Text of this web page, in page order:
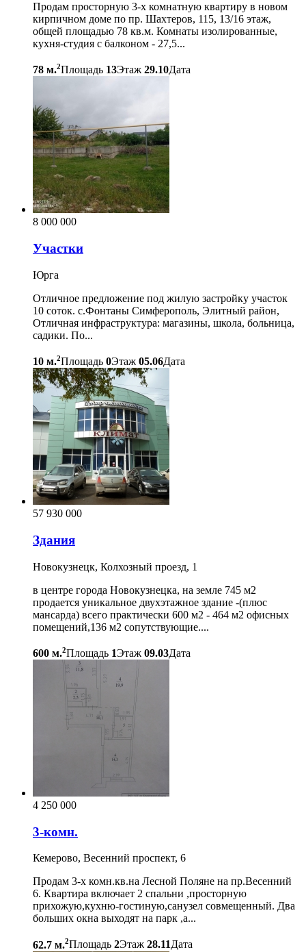
Продам просторную 3-х комнатную квартиру в новом
кирпичном доме по пр. Шахтеров, 115, 13/16 этаж,
общей площадью 78 кв.м. Комнаты изолированные,
кухня-студия с балконом - 27,5...
78 м.2Площадь 13Этаж 29.10Дата
8 000 000
Участки
Юрга
Отличное предложение под жилую застройку участок
10 соток. с.Фонтаны Симферополь, Элитный район,
Отличная инфраструктура: магазины, школа, больница,
садики. По...
10 м.2Площадь 0Этаж 05.06Дата
57 930 000
Здания
Новокузнецк, Колхозный проезд, 1
в центре города Новокузнецка, на земле 745 м2
продается уникальное двухэтажное здание -(плюс
мансарда) всего практически 600 м2 - 464 м2 офисных
помещений,136 м2 сопутствующие....
600 м.2Площадь 1Этаж 09.03Дата
4 250 000
3-комн.
Кемерово, Весенний проспект, 6
Продам 3-х комн.кв.на Лесной Поляне на пр.Весенний
6. Квартира включает 2 спальни ,просторную
прихожую,кухню-гостиную,санузел совмещенный. Два
больших окна выходят на парк ,а...
62.7 м.2Площадь 2Этаж 28.11Дата